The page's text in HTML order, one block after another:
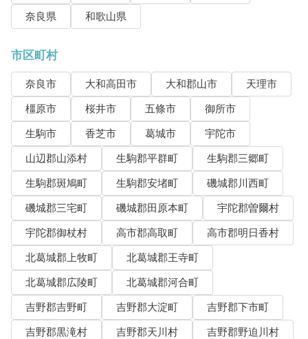
奈良県
和歌山県
市区町村
奈良市 大和高田市 大和郡山市
天理市
橿原市
桜井市 五條市
御所市
生駒市
香芝市 葛城市
宇陀市
山辺郡山添村
生駒郡平群町
生駒郡三郷町
生駒郡斑鳩町
生駒郡安堵町
磯城郡川西町
磯城郡三宅町
磯城郡田原本町
宇陀郡曽爾村
宇陀郡御杖村
高市郡高取町
高市郡明日香村
北葛城郡上牧町
北葛城郡王寺町
北葛城郡広陵町
北葛城郡河合町
吉野郡吉野町
吉野郡大淀町
吉野郡下市町
吉野郡黒滝村
吉野郡天川村
吉野郡野迫川村